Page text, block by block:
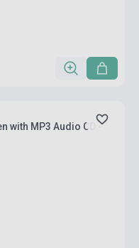
with MP3 Audio CD -